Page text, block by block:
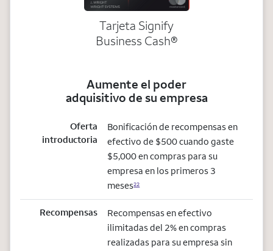
Tarjeta Signify
Business Cash®
Aumente el poder
adquisitivo de su empresa
Oferta
introductoria
Bonificación de recompensas en
efectivo de $500 cuando gaste
$5,000 en compras para su
empresa en los primeros 3
meses22
Recompensas
Recompensas en efectivo
ilimitadas del 2% en compras
realizadas para su empresa sin